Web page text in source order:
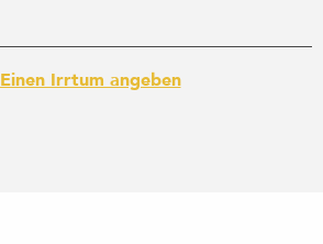
Einen Irrtum angeben